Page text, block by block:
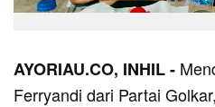
AYORIAU.CO, INHIL -
Ferryandi dari Partai